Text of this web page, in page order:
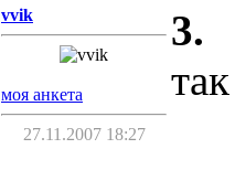
vvik
моя анкета
27.11.2007 18:27
3.